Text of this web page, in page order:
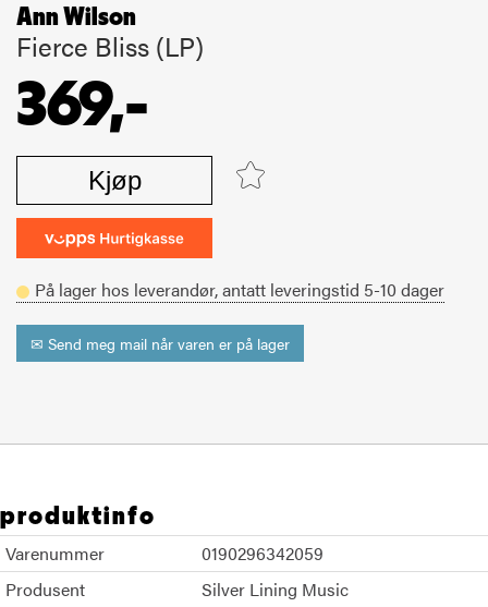
Ann Wilson
Fierce Bliss (LP)
369,-
Kjøp
På lager hos leverandør,antatt leveringstid 5-10 dager
✉ Send meg mail når varen er på lager
produktinfo
Varenummer
0190296342059
Produsent
Silver Lining Music